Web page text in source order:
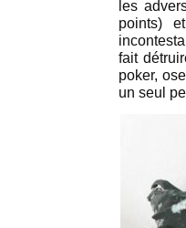
les
points)
fait
poker,
un seul